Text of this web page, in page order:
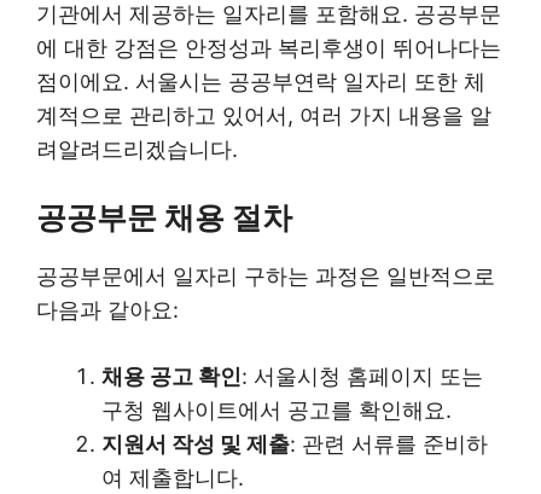
기관에서 제공하는 일자리를 포함해요. 공공부문
에 대한 강점은 안정성과 복리후생이 뛰어나다는
점이에요. 서울시는 공공부연락 일자리 또한 체
계적으로 관리하고 있어서, 여러 가지 내용을 알
려알려드리겠습니다.
공공부문 채용 절차
공공부문에서 일자리 구하는 과정은 일반적으로
다음과 같아요:
채용 공고 확인: 서울시청 홈페이지 또는
구청 웹사이트에서 공고를 확인해요.
지원서 작성 및 제출: 관련 서류를 준비하
여 제출합니다.